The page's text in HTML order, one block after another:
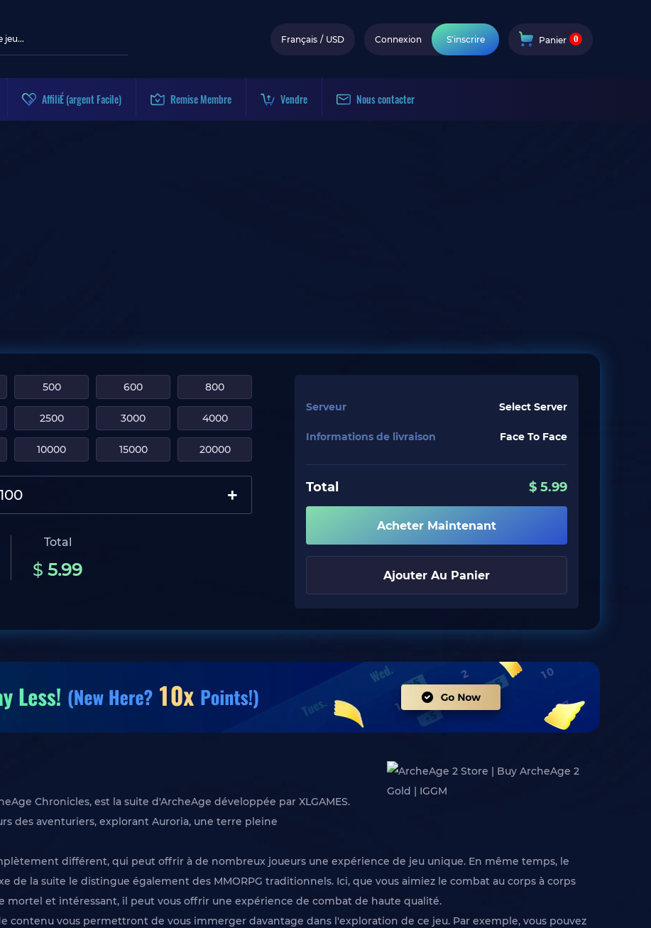
Français / USD Connexion S'inscrire Panier 0
AffiliÉ (argent Facile) Remise Membre Vendre Nous contacter
500 600 800
2500 3000 4000
10000 15000 20000
+
Total
$ 5.99
Serveur Select Server
Informations de livraison Face To Face
Total $ 5.99
Acheter Maintenant
Ajouter Au Panier
Chronicles, est la suite d'ArcheAge développée par XLGAMES.
des aventuriers, explorant Auroria, une terre pleine
différent, qui peut offrir à de nombreux joueurs une expérience de jeu unique. En même temps, le
la suite le distingue également des MMORPG traditionnels. Ici, que vous aimiez le combat au corps à corps
mortel et intéressant, il peut vous offrir une expérience de combat de haute qualité.
contenu vous permettront de vous immerger davantage dans l'exploration de ce jeu. Par exemple, vous pouvez